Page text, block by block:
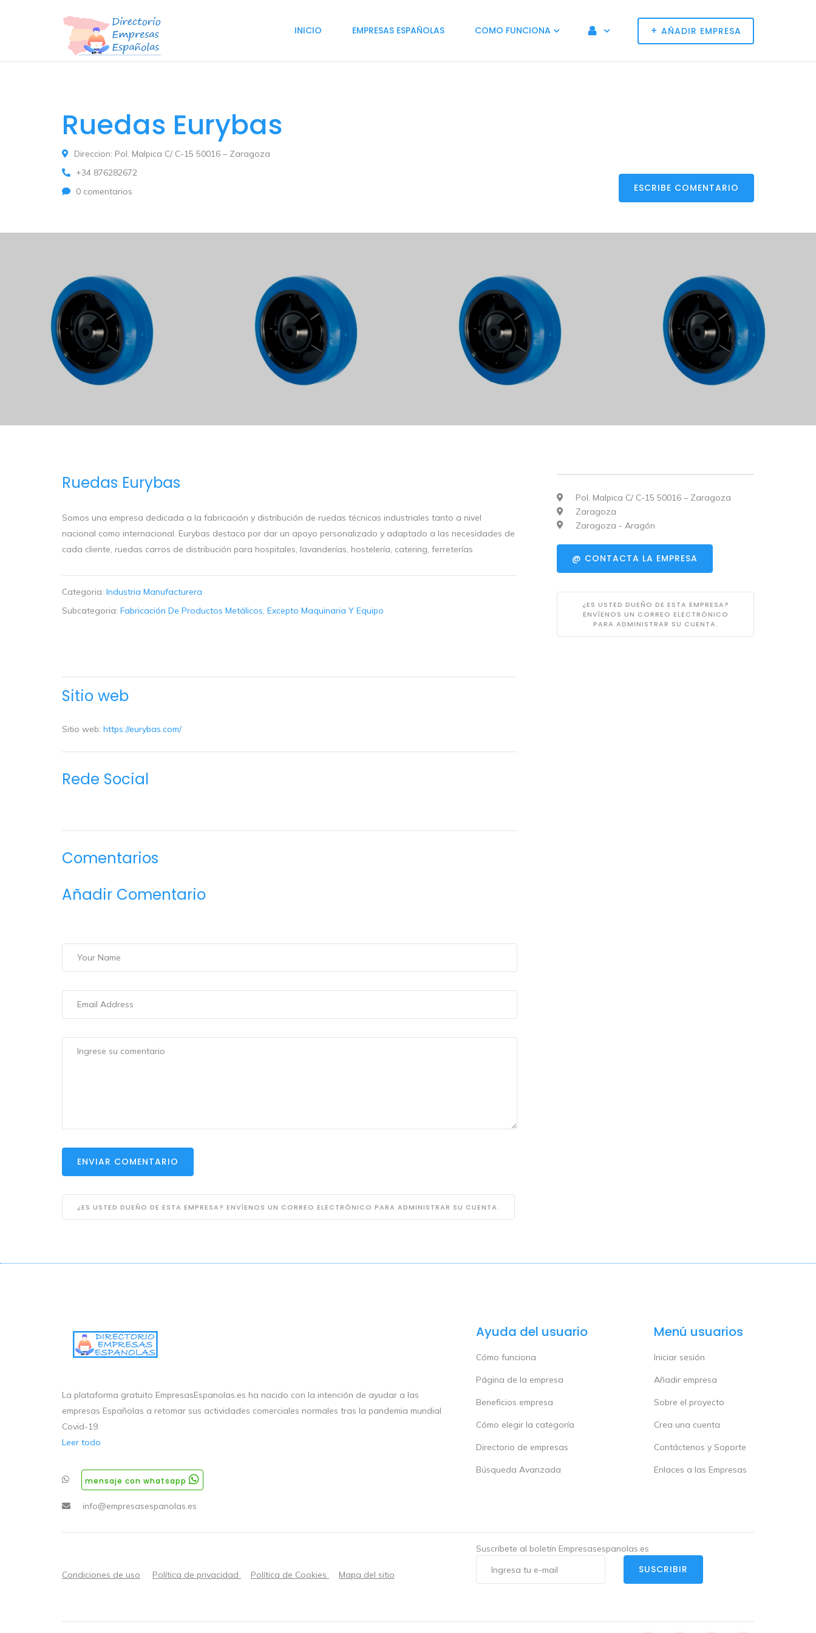
+ AÑADIR EMPRESA
INICIO EMPRESAS ESPAÑOLAS COMO FUNCIONA
Ruedas Eurybas
Direccion: Pol. Malpica C/ C-15 50016 – Zaragoza
+34 876282672
0 comentarios
ESCRIBE COMENTARIO
Ruedas Eurybas
Somos una empresa dedicada a la fabricación y distribución de ruedas técnicas industriales tanto a nivel
nacional como internacional. Eurybas destaca por dar un apoyo personalizado y adaptado a las necesidades de
cada cliente, ruedas carros de distribución para hospitales, lavanderías, hostelería, catering, ferreterías
Categoria: Industria Manufacturera
Subcategoria: Fabricación De Productos Metálicos, Excepto Maquinaria Y Equipo
Sitio web
Sitio web: https://eurybas.com/
Rede Social
Comentarios
Añadir Comentario
ENVIAR COMENTARIO
¿ES USTED DUEÑO DE ESTA EMPRESA? ENVÍENOS UN CORREO ELECTRÓNICO PARA ADMINISTRAR SU CUENTA.
Pol. Malpica C/ C-15 50016 – Zaragoza
Zaragoza
Zaragoza - Aragón
@ CONTACTA LA EMPRESA
¿ES USTED DUEÑO DE ESTA EMPRESA?
ENVÍENOS UN CORREO ELECTRÓNICO
PARA ADMINISTRAR SU CUENTA.
La plataforma gratuito EmpresasEspanolas.es ha nacido con la intención de ayudar a las
empresas Españolas a retomar sus actividades comerciales normales tras la pandemia mundial
Covid-19.
Leer todo
mensaje con whatsapp
info@empresasespanolas.es
Ayuda del usuario
Cómo funciona
Página de la empresa
Beneficios empresa
Cómo elegir la categoría
Directorio de empresas
Búsqueda Avanzada
Menú usuarios
Iniciar sesión
Añadir empresa
Sobre el proyecto
Crea una cuenta
Contáctenos y Soporte
Enlaces a las Empresas
Suscríbete al boletín Empresasespanolas.es
Condiciones de uso Política de privacidad Política de Cookies Mapa del sitio SUSCRIBIR